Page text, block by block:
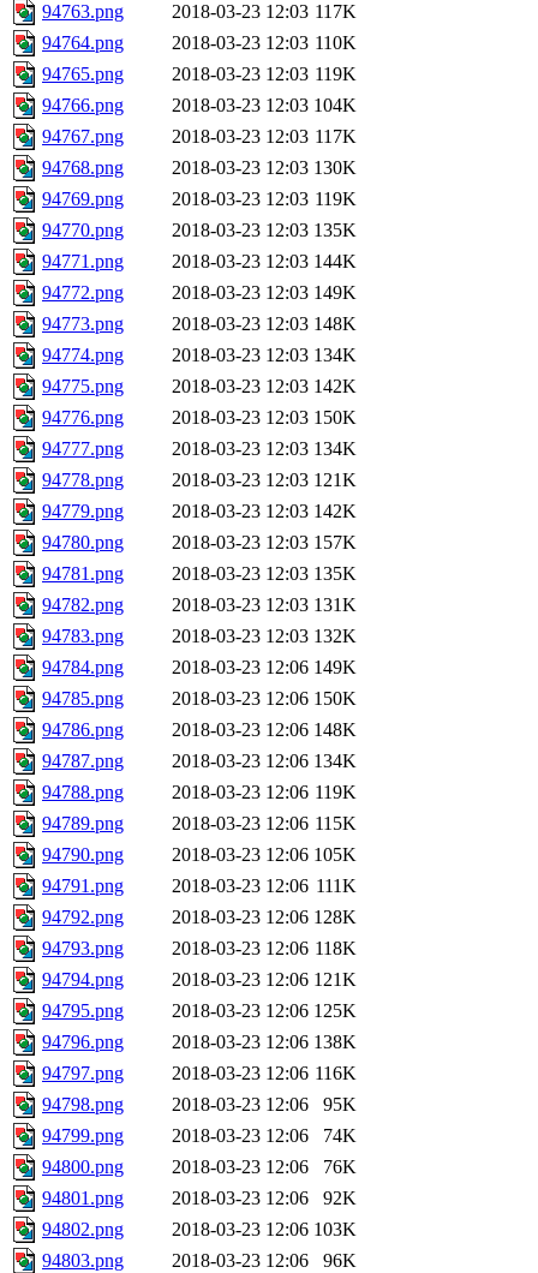
94763.png
2018-03-23 12:03 117K
94764.png
2018-03-23 12:03 110K
94765.png
2018-03-23 12:03 119K
94766.png
2018-03-23 12:03 104K
94767.png
2018-03-23 12:03 117K
94768.png
2018-03-23 12:03 130K
94769.png
2018-03-23 12:03 119K
94770.png
2018-03-23 12:03 135K
94771.png
2018-03-23 12:03 144K
94772.png
2018-03-23 12:03 149K
94773.png
2018-03-23 12:03 148K
94774.png
2018-03-23 12:03 134K
94775.png
2018-03-23 12:03 142K
94776.png
2018-03-23 12:03 150K
94777.png
2018-03-23 12:03 134K
94778.png
2018-03-23 12:03 121K
94779.png
2018-03-23 12:03 142K
94780.png
2018-03-23 12:03 157K
94781.png
2018-03-23 12:03 135K
94782.png
2018-03-23 12:03 131K
94783.png
2018-03-23 12:03 132K
94784.png
2018-03-23 12:06 149K
94785.png
2018-03-23 12:06 150K
94786.png
2018-03-23 12:06 148K
94787.png
2018-03-23 12:06 134K
94788.png
2018-03-23 12:06 119K
94789.png
2018-03-23 12:06 115K
94790.png
2018-03-23 12:06 105K
94791.png
2018-03-23 12:06 111K
94792.png
2018-03-23 12:06 128K
94793.png
2018-03-23 12:06 118K
94794.png
2018-03-23 12:06 121K
94795.png
2018-03-23 12:06 125K
94796.png
2018-03-23 12:06 138K
94797.png
2018-03-23 12:06 116K
94798.png
2018-03-23 12:06
95K
94799.png
2018-03-23 12:06
74K
94800.png
2018-03-23 12:06
76K
94801.png
2018-03-23 12:06
92K
94802.png
2018-03-23 12:06 103K
94803.png
2018-03-23 12:06
96K